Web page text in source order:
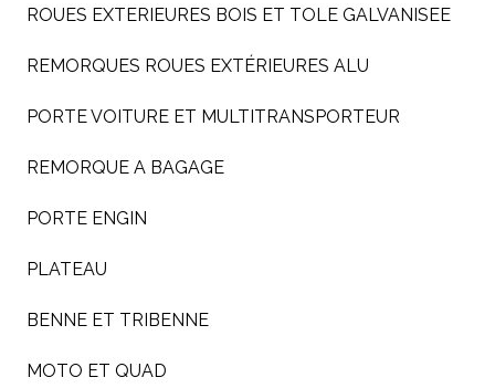
ROUES EXTERIEURES BOIS ET TOLE GALVANISEE
REMORQUES ROUES EXTÉRIEURES ALU
PORTE VOITURE ET MULTITRANSPORTEUR
REMORQUE A BAGAGE
PORTE ENGIN
PLATEAU
BENNE ET TRIBENNE
MOTO ET QUAD